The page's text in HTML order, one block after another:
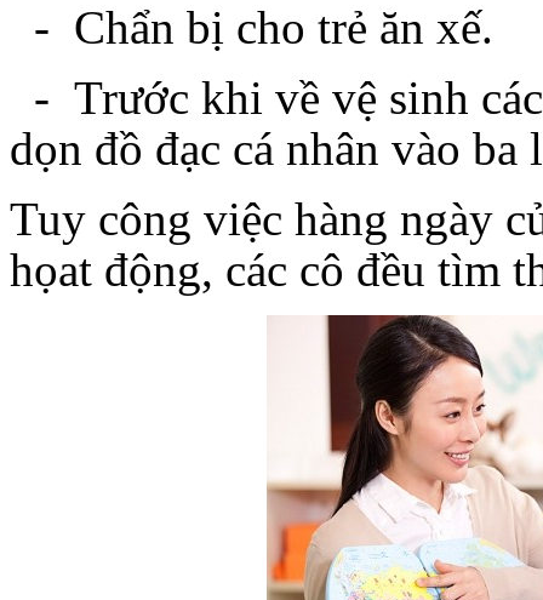
- Chẩn bị cho trẻ ăn xế.
- Trước khi về vệ sinh
dọn đồ đạc cá nhân vào ba
Tuy công việc hàng ngày
họat động, các cô đều tìm